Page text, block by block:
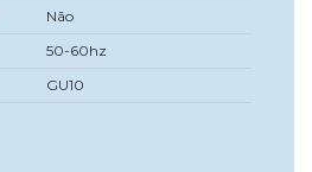
Não
50-60hz
GU10